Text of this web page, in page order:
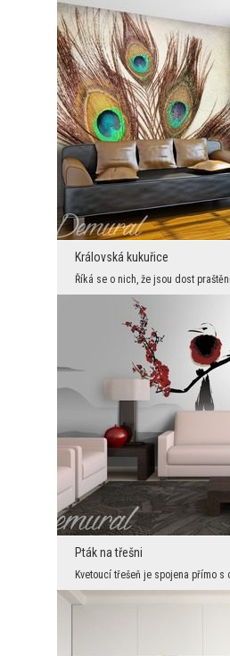
Královská kukuřice
Pták na třešni